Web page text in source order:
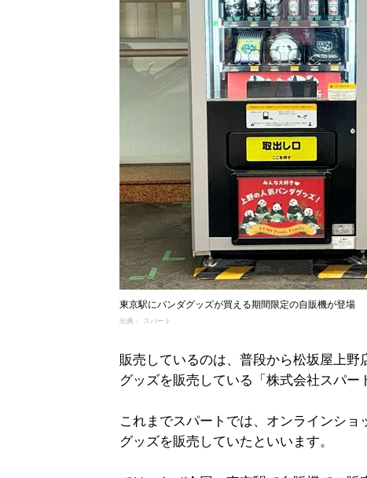
東京駅にパンダグッズが買える期間限定の自販機が登場
出典： スパート
販売しているのは、普段から松坂屋上
グッズを販売している「株式会社スパー
これまでスパートでは、オンラインシ
グッズを販売していたといいます。